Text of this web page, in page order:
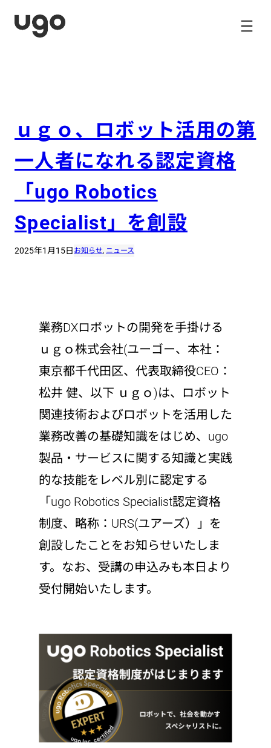
ｕｇｏ、ロボット活用の第
一人者になれる認定資格
「ugo Robotics
Specialist」を創設
2025年1月15日 お知らせ, ニュース
業務DXロボットの開発を手掛ける
ｕｇｏ株式会社(ユーゴー、本社：
東京都千代田区、代表取締役CEO：
松井 健、以下 ｕｇｏ)は、ロボット
関連技術およびロボットを活用した
業務改善の基礎知識をはじめ、ugo
製品・サービスに関する知識と実践
的な技能をレベル別に認定する
「ugo Robotics Specialist認定資格
制度、略称：URS(ユアーズ）」を
創設したことをお知らせいたしま
す。なお、受講の申込みも本日より
受付開始いたします。